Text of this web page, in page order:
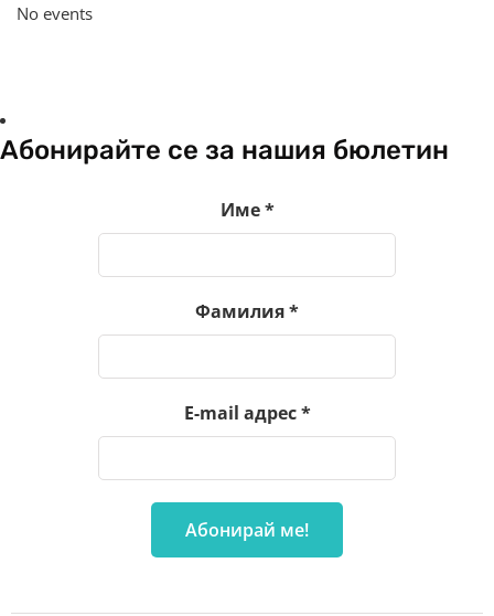
No events
Абонирайте се за нашия бюлетин
Име*
Фамилия*
E-mail адрес*